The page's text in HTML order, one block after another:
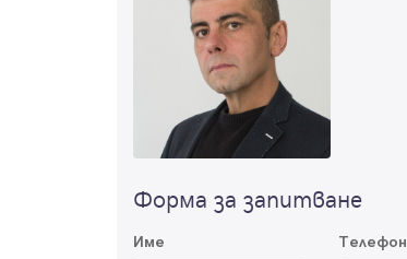
Форма за запитване
Име Телефон